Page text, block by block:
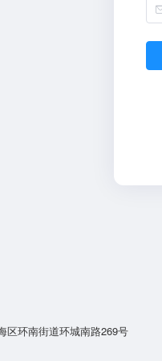
区环南街道环城南路269号